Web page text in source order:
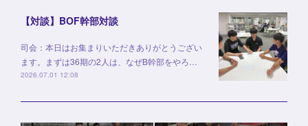
【対談】BOF幹部対談
司会：本日はお集まりいただきありがとうござい
ます。まずは36期の2人は、なぜB幹部をやろ…
2026.07.01 12:08